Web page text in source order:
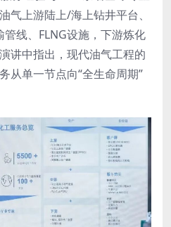
气上游陆上/海上钻井平台、
管线、FLNG设施，下游炼化
讲中指出，现代油气工程的
从单一节点向“全生命周期”